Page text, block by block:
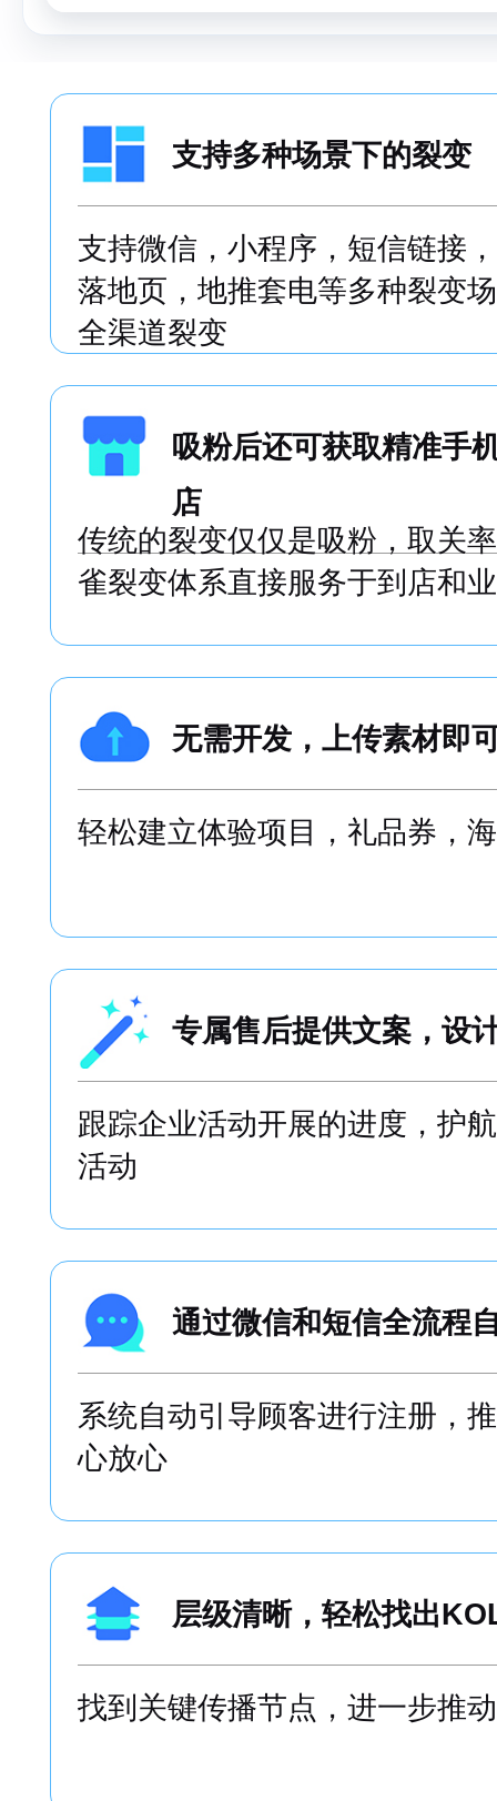
支持多种场景下的裂变
支持微信，小程序，短信链接
落地页，地推套电等多种裂变
全渠道裂变
吸粉后还可获取精准手
店
传统的裂变仅仅是吸粉，取关
雀裂变体系直接服务于到店和
无需开发，上传素材即
轻松建立体验项目，礼品券，
专属售后提供文案，设
跟踪企业活动开展的进度，护
活动
通过微信和短信全流程
系统自动引导顾客进行注册，
心放心
层级清晰，轻松找出
找到关键传播节点，进一步推